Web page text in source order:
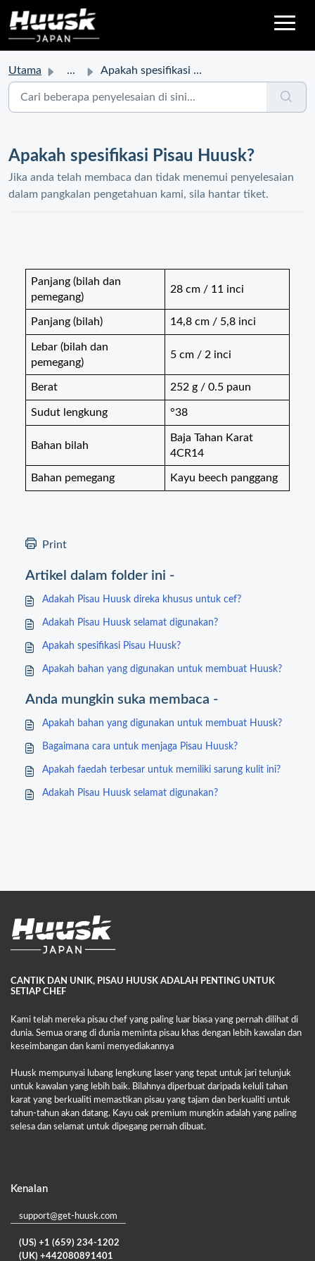
Utama ... Apakah spesifikasi Pisau Huusk?
Apakah spesifikasi Pisau Huusk?
Jika anda telah membaca dan tidak menemui penyelesaian
dalam pangkalan pengetahuan kami, sila hantar tiket.
Panjang (bilah dan
pemegang)
28 cm / 11 inci
Panjang (bilah) 14,8 cm / 5,8 inci
Lebar (bilah dan
pemegang)
5 cm / 2 inci
Berat 252 g / 0.5 paun
Sudut lengkung °38
Bahan bilah
Baja Tahan Karat
4CR14
Bahan pemegang Kayu beech panggang
Print
Artikel dalam folder ini -
Adakah Pisau Huusk direka khusus untuk cef?
Adakah Pisau Huusk selamat digunakan?
Apakah spesifikasi Pisau Huusk?
Apakah bahan yang digunakan untuk membuat Huusk?
Anda mungkin suka membaca -
Apakah bahan yang digunakan untuk membuat Huusk?
Bagaimana cara untuk menjaga Pisau Huusk?
Apakah faedah terbesar untuk memiliki sarung kulit ini?
Adakah Pisau Huusk selamat digunakan?
CANTIK DAN UNIK, PISAU HUUSK ADALAH PENTING UNTUK
SETIAP CHEF
Kami telah mereka pisau chef yang paling luar biasa yang pernah dilihat di
dunia. Semua orang di dunia meminta pisau khas dengan lebih kawalan dan
keseimbangan dan kami menyediakannya
Huusk mempunyai lubang lengkung laser yang tepat untuk jari telunjuk
untuk kawalan yang lebih baik. Bilahnya diperbuat daripada keluli tahan
karat yang berkualiti memastikan pisau yang tajam dan berkualiti untuk
tahun-tahun akan datang. Kayu oak premium mungkin adalah yang paling
selesa dan selamat untuk dipegang pernah dibuat.
Kenalan
support@get-huusk.com
(US) +1 (659) 234-1202
(UK) +442080891401